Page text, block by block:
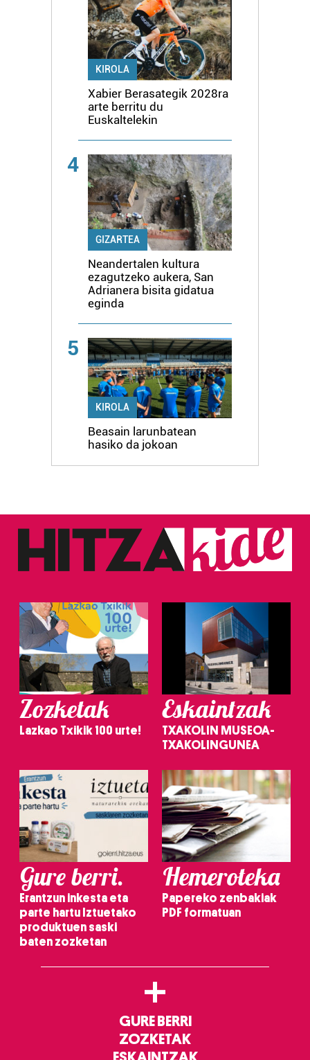
KIROLA
Xabier Berasategik 2028ra
arte berritu du
Euskaltelekin
4
GIZARTEA
Neandertalen kultura
ezagutzeko aukera, San
Adrianera bisita gidatua
eginda
5
KIROLA
Beasain larunbatean
hasiko da jokoan
Zozketak
Lazkao Txikik 100 urte!
Eskaintzak
TXAKOLIN MUSEOA-
TXAKOLINGUNEA
Gure berri.
Erantzun inkesta eta
parte hartu Iztuetako
produktuen saski
baten zozketan
Hemeroteka
Papereko zenbakiak
PDF formatuan
+
GURE BERRI
ZOZKETAK